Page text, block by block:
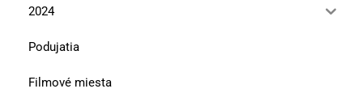
2024
Podujatia
Filmové miesta